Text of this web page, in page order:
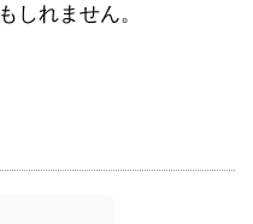
しれません。